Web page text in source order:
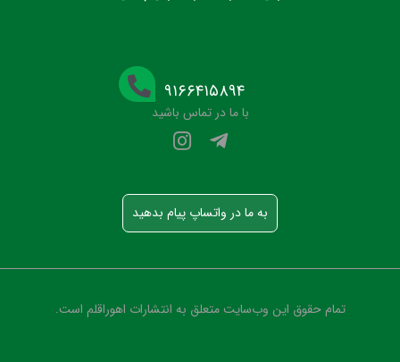
۹۱۶۶۴۱۵۸۹۴
با ما در تماس باشید
به ما در واتساپ پیام بدهید
تمام حقوق این وب‌سایت متعلق به انتشارات اهوراقلم است.